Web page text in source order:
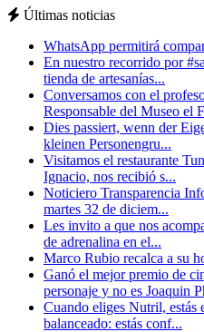
Últimas noticias
WhatsApp permitirá
En nuestro recorrido por
tienda de artesanías...
Conversamos con el
Responsable del Museo el
Dies passiert, wenn der
kleinen Personengru...
Visitamos el restaurante
Ignacio, nos recibió s...
Noticiero Transparencia
martes 32 de diciem...
Les invito a que nos
de adrenalina en el...
Marco Rubio recalca a su
Ganó el mejor premio de
personaje y no es Joaquin
Cuando eliges Nutril, estás
balanceado: estás conf...